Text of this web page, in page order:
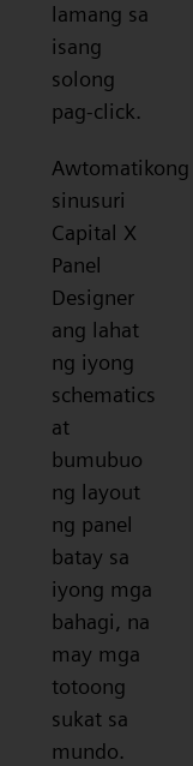
lamang sa
isang
solong
pag-click.
Awtomatikong
sinusuri
Capital X
Panel
Designer
ang lahat
ng iyong
schematics
at
bumubuo
ng layout
ng panel
batay sa
iyong mga
bahagi, na
may mga
totoong
sukat sa
mundo.